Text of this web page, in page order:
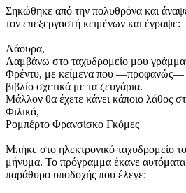
Σηκώθηκε από την πολυθρόνα και
τον επεξεργαστή κειμένων και έγραψε:
Λάουρα,
Λαμβάνω στο ταχυδρομείο μου
Φρέντυ, με κείμενα που —προφανώς—
βιβλίο σχετικά με τα ζευγάρια.
Μάλλον θα έχετε κάνει κάποιο λάθος
Φιλικά,
Ρομπέρτο Φρανσίσκο Γκόμες
Μπήκε στο ηλεκτρονικό ταχυδρομείο
μήνυμα. Το πρόγραμμα έκανε αυτόματα
παράθυρο υποδοχής που έλεγε: